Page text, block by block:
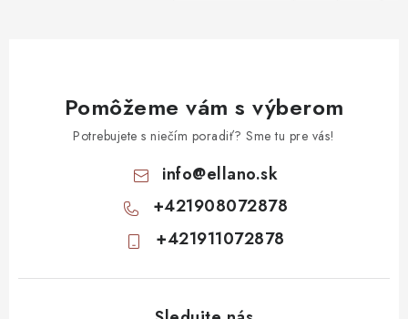
Pomôžeme vám s výberom
Potrebujete s niečím poradiť? Sme tu pre vás!
info@ellano.sk
+421908072878
+421911072878